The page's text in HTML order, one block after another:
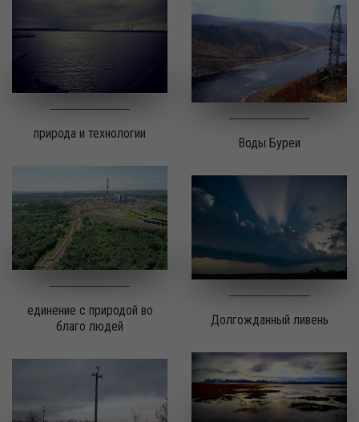
природа и технологии
Воды Буреи
единение с природой во
благо людей
Долгожданный ливень